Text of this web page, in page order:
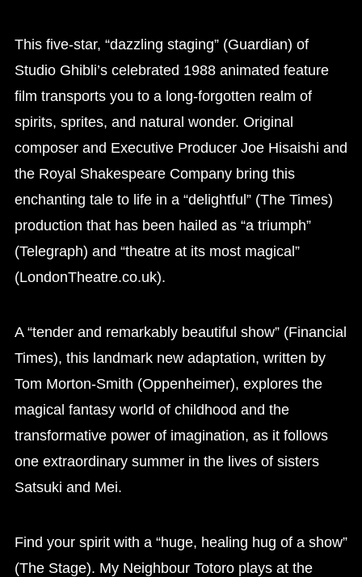
This five-star, “dazzling staging” (Guardian) of
Studio Ghibli’s celebrated 1988 animated feature
film transports you to a long-forgotten realm of
spirits, sprites, and natural wonder. Original
composer and Executive Producer Joe Hisaishi and
the Royal Shakespeare Company bring this
enchanting tale to life in a “delightful” (The Times)
production that has been hailed as “a triumph”
(Telegraph) and “theatre at its most magical”
(LondonTheatre.co.uk).
A “tender and remarkably beautiful show” (Financial
Times), this landmark new adaptation, written by
Tom Morton-Smith (Oppenheimer), explores the
magical fantasy world of childhood and the
transformative power of imagination, as it follows
one extraordinary summer in the lives of sisters
Satsuki and Mei.
Find your spirit with a “huge, healing hug of a show”
(The Stage). My Neighbour Totoro plays at the